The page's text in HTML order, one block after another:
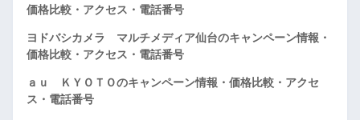
価格比較・アクセス・電話番号
ヨドバシカメラ マルチメディア仙台のキャンペーン情報・
価格比較・アクセス・電話番号
ａｕ ＫＹＯＴＯのキャンペーン情報・価格比較・アクセ
ス・電話番号